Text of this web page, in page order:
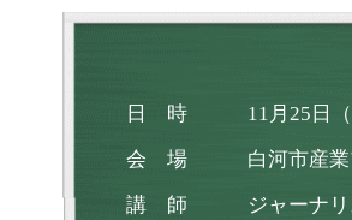
日 時
11月25日
会 場
白河市産
講 師
ジャーナ